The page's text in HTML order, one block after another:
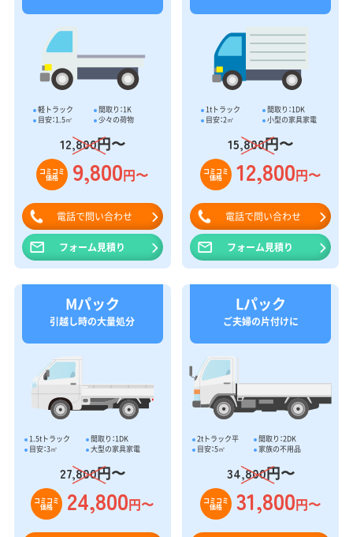
軽トラック
間取り：1K
目安：1.5㎥
少々の荷物
12,800円〜
コミコミ
価格 9,800円〜
電話で問い合わせ
フォーム見積り
1tトラック
間取り：1DK
目安：2㎥
小型の家具家電
15,800円〜
コミコミ
価格 12,800円〜
電話で問い合わせ
フォーム見積り
Mパック
引越し時の大量処分
1.5tトラック
間取り：1DK
目安：3㎥
大型の家具家電
27,800円〜
コミコミ
価格 24,800円〜
Lパック
ご夫婦の片付けに
2tトラック平
間取り：2DK
目安：5㎥
家族の不用品
34,800円〜
コミコミ
価格 31,800円〜